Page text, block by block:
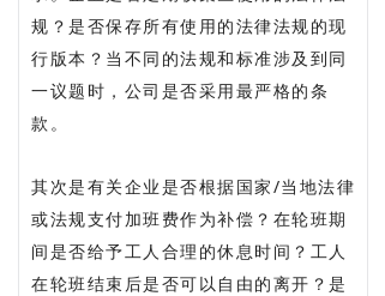
规？是否保存所有使用的法律法规的现
行版本？当不同的法规和标准涉及到同
一议题时，公司是否采用最严格的条
款。
其次是有关企业是否根据国家/当地法律
或法规支付加班费作为补偿？在轮班期
间是否给予工人合理的休息时间？工人
在轮班结束后是否可以自由的离开？是